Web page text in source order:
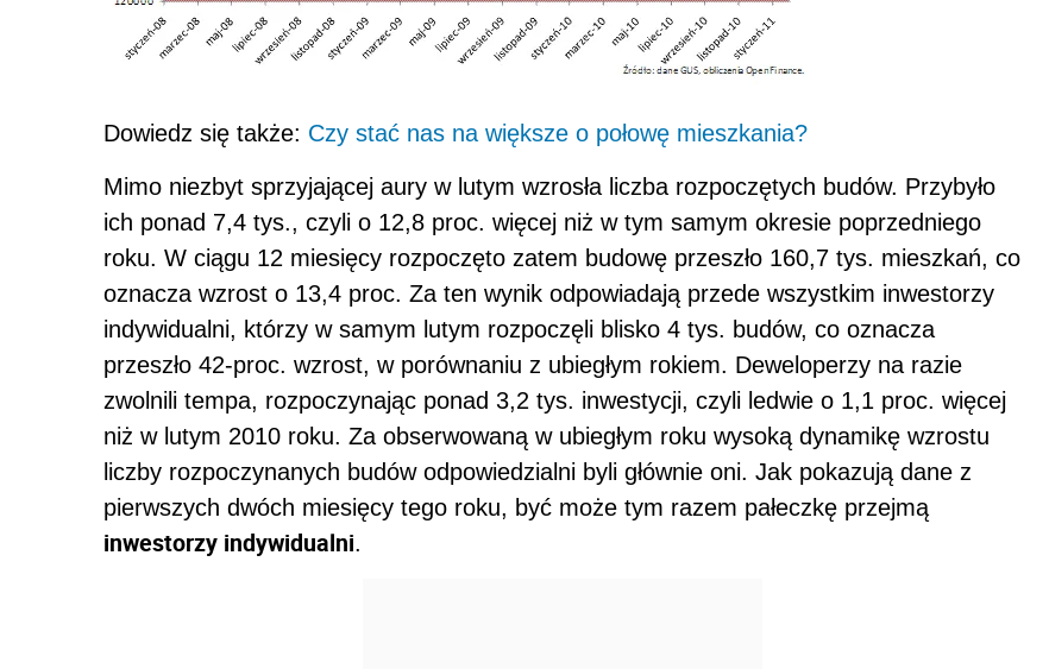
Dowiedz się także: Czy stać nas na większe o połowę mieszkania?
Mimo niezbyt sprzyjającej aury w lutym wzrosła liczba rozpoczętych budów. Przybyło
ich ponad 7,4 tys., czyli o 12,8 proc. więcej niż w tym samym okresie poprzedniego
roku. W ciągu 12 miesięcy rozpoczęto zatem budowę przeszło 160,7 tys. mieszkań, co
oznacza wzrost o 13,4 proc. Za ten wynik odpowiadają przede wszystkim inwestorzy
indywidualni, którzy w samym lutym rozpoczęli blisko 4 tys. budów, co oznacza
przeszło 42-proc. wzrost, w porównaniu z ubiegłym rokiem. Deweloperzy na razie
zwolnili tempa, rozpoczynając ponad 3,2 tys. inwestycji, czyli ledwie o 1,1 proc. więcej
niż w lutym 2010 roku. Za obserwowaną w ubiegłym roku wysoką dynamikę wzrostu
liczby rozpoczynanych budów odpowiedzialni byli głównie oni. Jak pokazują dane z
pierwszych dwóch miesięcy tego roku, być może tym razem pałeczkę przejmą
inwestorzy indywidualni.